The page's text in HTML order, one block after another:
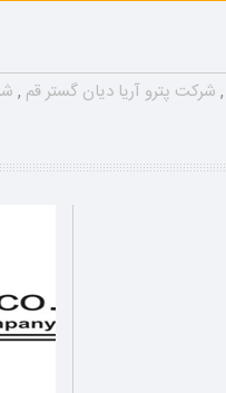
, شرکت پترو آریا دیان گستر قم ,